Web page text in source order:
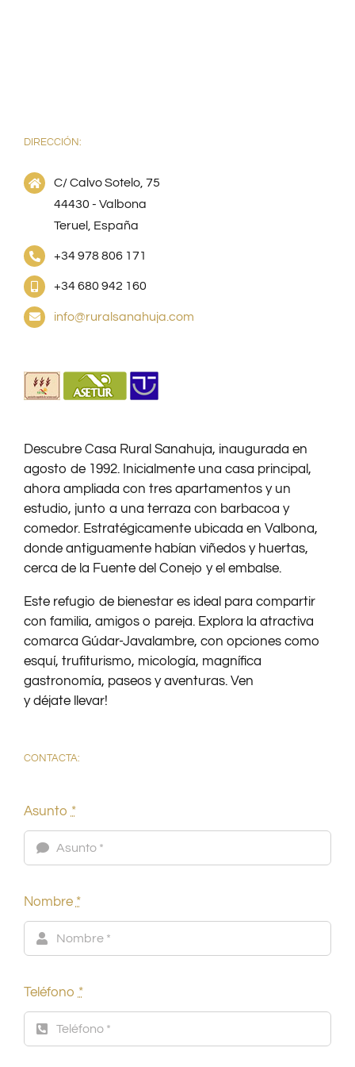
DIRECCIÓN:
C/ Calvo Sotelo, 75
44430 - Valbona
Teruel, España
+34 978 806 171
+34 680 942 160
info@ruralsanahuja.com
Descubre Casa Rural Sanahuja, inaugurada en
agosto de 1992. Inicialmente una casa principal,
ahora ampliada con tres apartamentos y un
estudio, junto a una terraza con barbacoa y
comedor. Estratégicamente ubicada en Valbona,
donde antiguamente habían viñedos y huertas,
cerca de la Fuente del Conejo y el embalse.
Este refugio de bienestar es ideal para compartir
con familia, amigos o pareja. Explora la atractiva
comarca Gúdar-Javalambre, con opciones como
esquí, trufiturismo, micología, magnífica
gastronomía, paseos y aventuras. Ven
y déjate llevar!
CONTACTA:
Asunto *
Nombre *
Teléfono *